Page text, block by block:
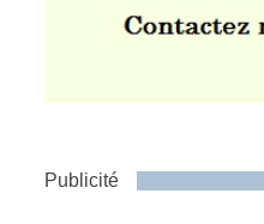
Publicité